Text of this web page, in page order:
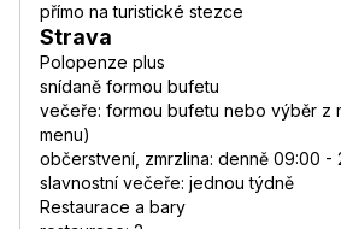
přímo na turistické stezce
Strava
Polopenze plus
snídaně formou bufetu
večeře: formou bufetu nebo výběr z
menu)
občerstvení, zmrzlina: denně 09:00 -
slavnostní večeře: jednou týdně
Restaurace a bary